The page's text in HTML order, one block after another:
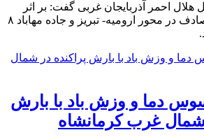
هلال احمر آذربایجان غربی گفت: بر اثر
بروز دو سانحه تصادف در محور ارومیه- تبریز و جاده مهاباد ۸
دما و وزش باد با بارش
شمال غرب کرمانشاه